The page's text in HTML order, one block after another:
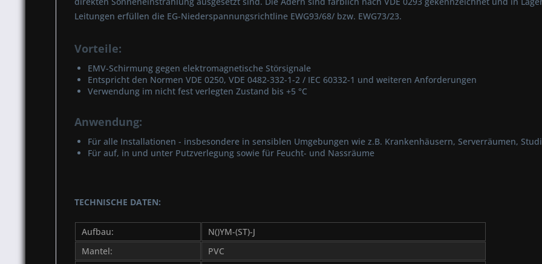
Leitungen erfüllen die EG-Niederspannungsrichtline EWG93/68/ bzw. EWG73/23.
Vorteile:
EMV-Schirmung gegen elektromagnetische Störsignale
Entspricht den Normen VDE 0250, VDE 0482-332-1-2 / IEC 60332-1 und weiteren Anforderungen
Verwendung im nicht fest verlegten Zustand bis +5 °C
Anwendung:
Für alle Installationen - insbesondere in sensiblen Umgebungen wie z.B. Krankenhäusern, Serverräumen,
Für auf, in und unter Putzverlegung sowie für Feucht- und Nassräume
TECHNISCHE DATEN:
Aufbau:
N()YM-(ST)-J
Mantel:
PVC